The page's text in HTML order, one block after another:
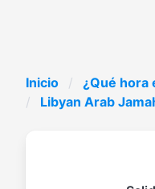
Inicio ¿Qué hora
Libyan Arab